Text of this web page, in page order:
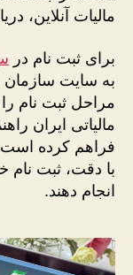
مالیات آنلاین،
برای ثبت نام در
به سایت سازمان
مراحل ثبت نام
مالیاتی ایران
فراهم کرده است
با دقت، ثبت نام
انجام دهند.